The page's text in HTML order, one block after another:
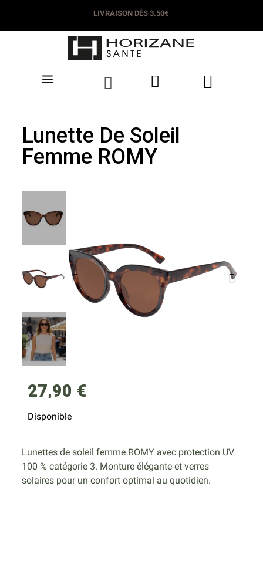
LIVRAISON DÈS 3.50€
Lunette De Soleil
Femme ROMY
27,90 €
Disponible
Lunettes de soleil femme ROMY avec protection UV
100 % catégorie 3. Monture élégante et verres
solaires pour un confort optimal au quotidien.